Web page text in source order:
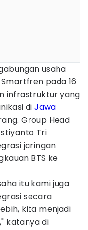
usaha
pada 16
infrastruktur yang
diJawa
Group Head
Tri
jaringan
BTS ke
itu kami juga
secara
kita menjadi
katanya di